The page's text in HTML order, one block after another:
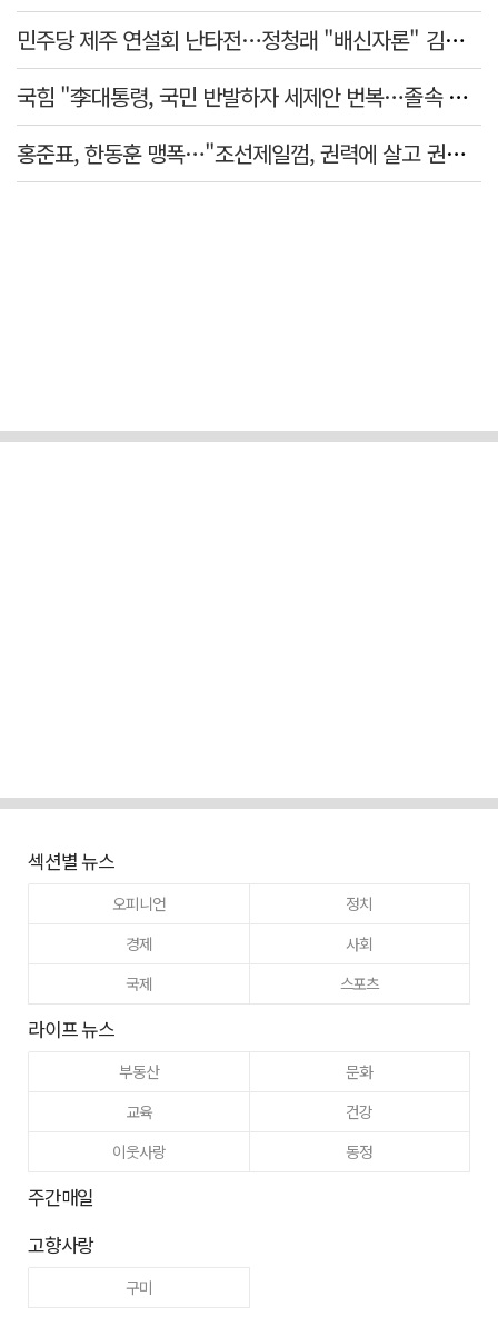
민주당 제주 연설회 난타전…정청래 "배신자론" 김민석 "관리 무능"
국힘 "李대통령, 국민 반발하자 세제안 번복…졸속 국정 즉각 중단"
홍준표, 한동훈 맹폭…"조선제일껌, 권력에 살고 권력에 죽었다"
섹션별 뉴스
오피니언
정치
경제
사회
국제
스포츠
라이프 뉴스
부동산
문화
교육
건강
이웃사랑
동정
주간매일
고향사랑
구미